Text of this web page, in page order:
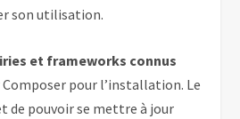
son utilisation.
et frameworks connus
pour l’installation. Le
de pouvoir se mettre à jour